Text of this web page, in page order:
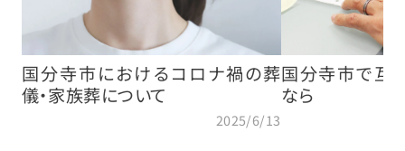
国分寺市におけるコロナ禍の葬
儀・家族葬について
2025/6/13
国分寺市で互
なら